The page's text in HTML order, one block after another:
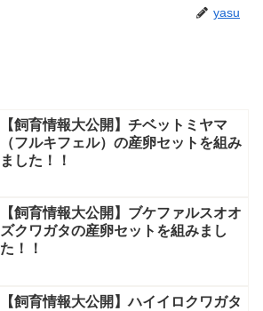
yasu
【飼育情報大公開】チベットミヤマ
（フルキフェル）の産卵セットを組み
ました！！
【飼育情報大公開】ブケファルスオオ
ズクワガタの産卵セットを組みまし
た！！
【飼育情報大公開】ハイイロクワガタ